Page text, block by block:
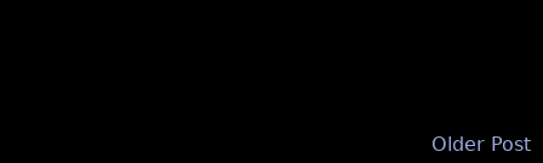
Older Post